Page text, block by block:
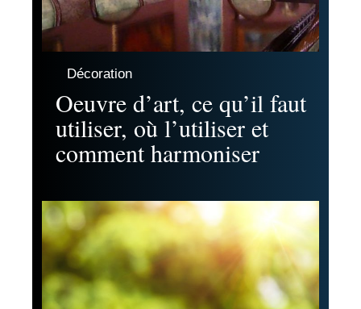
Décoration
Oeuvre d’art, ce qu’il faut
utiliser, où l’utiliser et
comment harmoniser